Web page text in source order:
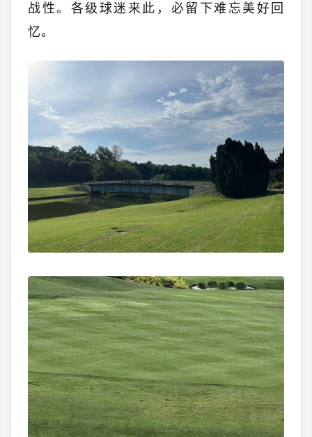
战性。各级球迷来此，必留下难忘美好回
忆。